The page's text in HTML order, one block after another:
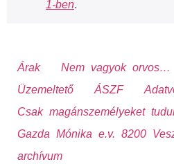
1-ben.
Árak Nem vagyok orvos…
Üzemeltető
ÁSZF
Csak magánszemélyeket
Gazda Mónika e.v. 8200
archívum